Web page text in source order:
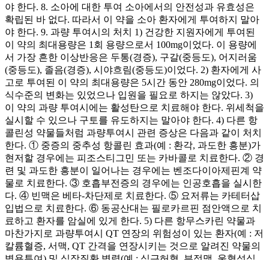
야 한다. 8. 소아에 대한 투여 소아에서의 안전성과 유효성은
확립된 바 없다. 따라서 이 약을 소아 환자에게 투여하지 말아
야 한다. 9. 과량 투여시의 처치 1) 건강한 지원자에게 투여된
이 약의 최대용량은 1회 용량으로서 100mg이었다. 이 용량에
서 가장 흔한 이상반응은 두통(경증), 구갈(중등도), 어지러움
(중등도), 졸음(경증), 시야흐림(중등도)이었다. 2) 환자에게 사
고로 투여된 이 약의 최대용량은 5시간 동안 280mg이었다. 의
식수준의 변화는 있었으나 입원을 필요로 하지는 않았다. 3)
이 약의 과량 투여시에는 활성탄으로 치료해야 한다. 위세척을
실시할 수 있으나 구토를 유도하지는 말아야 한다. 4) 다른 항
콜린성 약물들처럼 과량투여시 관련 증상은 다음과 같이 처치
한다. ① 중증의 중추성 항콜린 효과(예 : 환각, 과도한 흥분)가
현저할 경우에는 피조스티그민 또는 카바콜로 치료한다. ② 경
련 및 과도한 흥분이 일어나는 경우에는 벤조다이아제핀계 약
물로 치료한다. ③ 호흡부전증의 경우에는 인공호흡을 실시한
다. ④ 빈맥은 베타-차단제로 치료한다. ⑤ 요저류는 카테터삽
입법으로 치료한다. ⑥ 동공산대는 필로카르핀 점안액으로 치
료하고 환자를 암실에 있게 한다. 5) 다른 항무스카린 약물과
마찬가지로 과량투여시 QT 연장의 위험성이 있는 환자(예 : 저
칼륨혈증, 서맥, QT 간격을 연장시키는 것으로 알려진 약물의